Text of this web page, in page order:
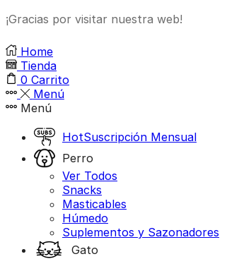
¡Gracias por visitar nuestra web!
Home
Tienda
0 Carrito
Menú
Menú
Suscripción Mensual
Hot
Perro
Ver Todos
Snacks
Masticables
Húmedo
Suplementos y Sazonadores
Gato